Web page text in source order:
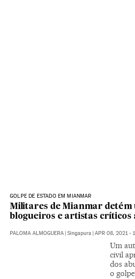
GOLPE DE ESTADO EM MIANMAR
Militares de Mianmar detém
blogueiros e artistas críticos
PALOMA ALMOGUERA Singapura APR 08, 2021 -
Um
civil
dos
o